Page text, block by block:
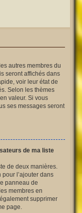
autres membres du
seront affichés dans
voir leur état de
Selon les thèmes
valeur. Si vous
ses messages seront
de ma liste
de deux manières.
l’ajouter dans
panneau de
membres en
supprimer
page.